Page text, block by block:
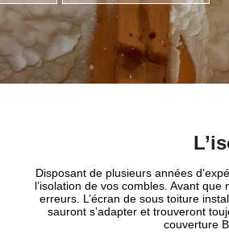
Disposant de plusieurs années
l’isolation de vos combles. Avant
erreurs. L’écran de sous toiture
sauront s’adapter et trouveront
couverture